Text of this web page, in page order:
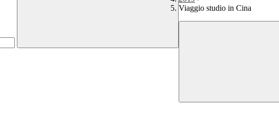
Viaggio studio in Cina